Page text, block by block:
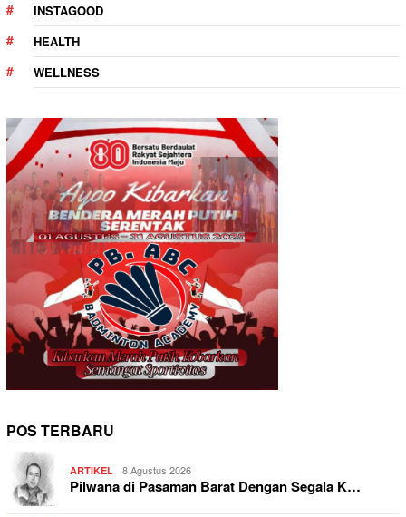
INSTAGOOD
HEALTH
WELLNESS
POS TERBARU
ARTIKEL 8 Agustus 2026
Pilwana di Pasaman Barat Dengan Segala K…